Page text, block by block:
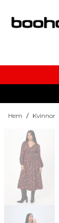
Hem / Kvinnor